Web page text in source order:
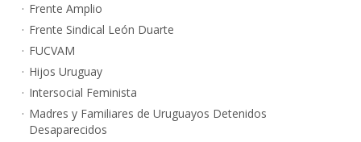
Frente Amplio
Frente Sindical León Duarte
FUCVAM
Hijos Uruguay
Intersocial Feminista
Madres y Familiares de Uruguayos Detenidos
Desaparecidos